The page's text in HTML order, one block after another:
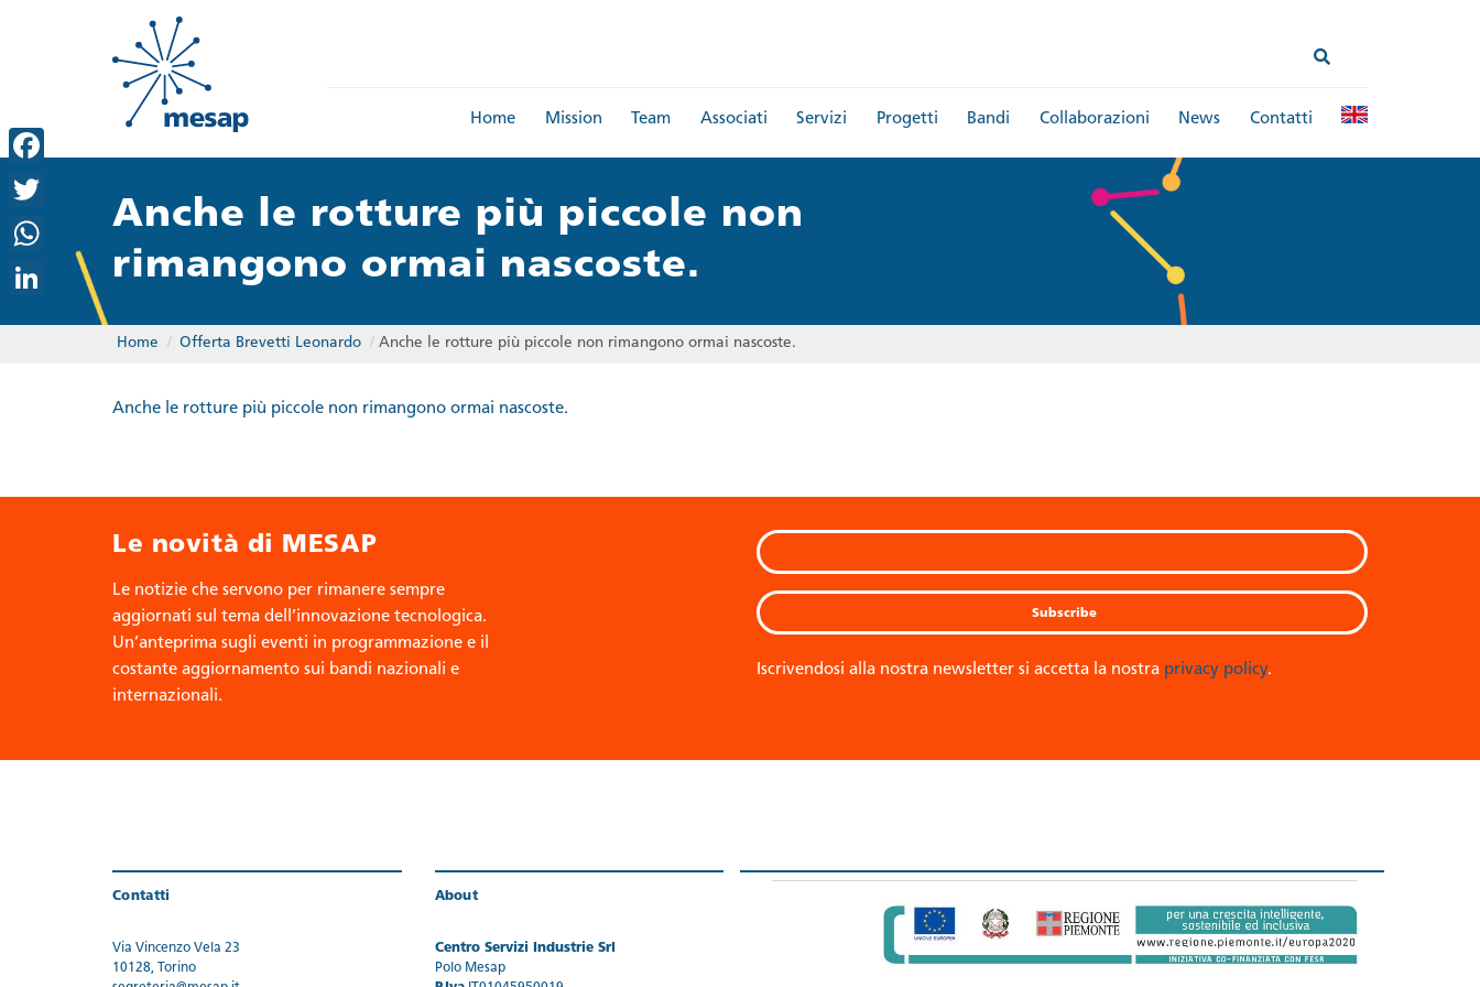
Home Mission Team Associati Servizi Progetti Bandi Collaborazioni News Contatti
Anche le rotture più piccole non
rimangono ormai nascoste.
Home / Offerta Brevetti Leonardo / Anche le rotture più piccole non rimangono ormai nascoste.
Anche le rotture più piccole non rimangono ormai nascoste.
Le novità di MESAP
Le notizie che servono per rimanere sempre
aggiornati sul tema dell’innovazione tecnologica.
Un’anteprima sugli eventi in programmazione e il
costante aggiornamento sui bandi nazionali e
internazionali.
Iscrivendosi alla nostra newsletter si accetta la nostra privacy policy.
Contatti
Via Vincenzo Vela 23
10128, Torino
About
Centro Servizi Industrie Srl
Polo Mesap
Facebook
Twitter
WhatsApp